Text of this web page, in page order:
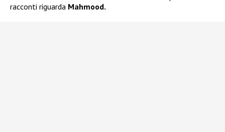
racconti riguarda Mahmood.